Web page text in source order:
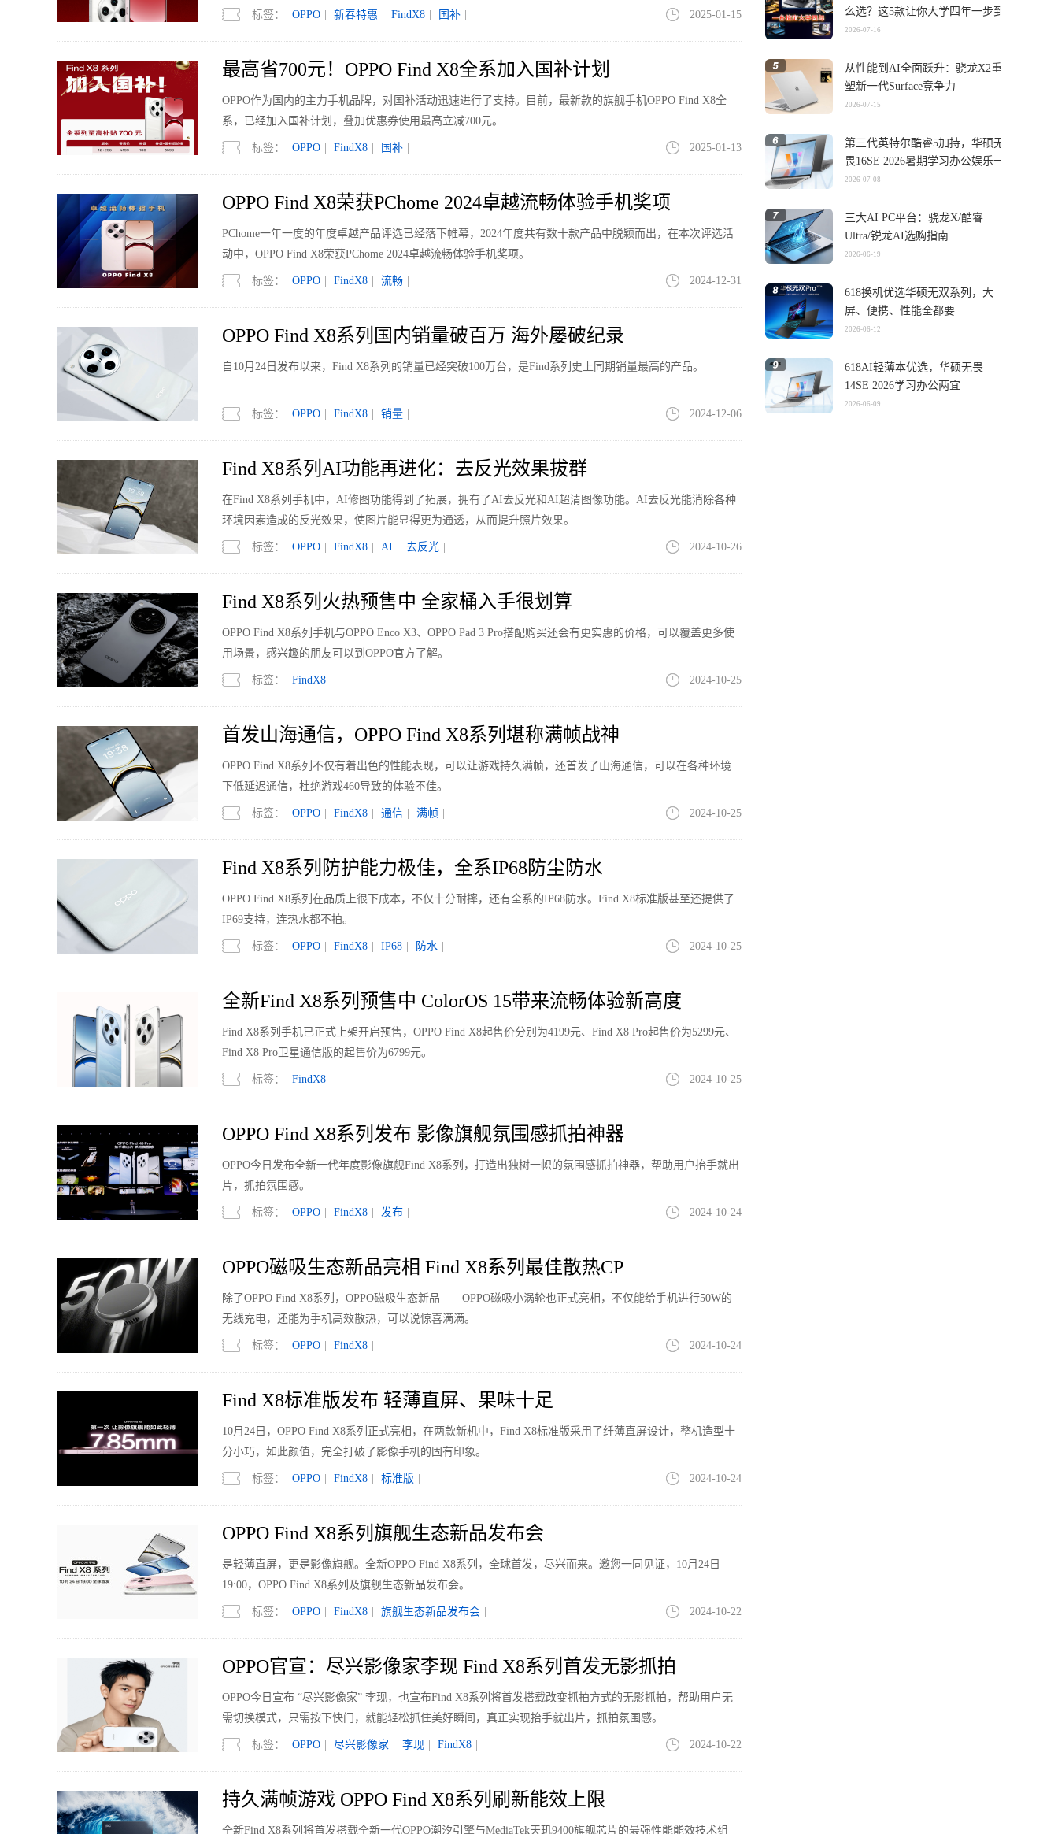
标签： OPPO 新春特惠 FindX8 国补 2025-01-15
最高省700元！OPPO Find X8全系加入国补计划
OPPO作为国内的主力手机品牌，对国补活动迅速进行了支持。目前，最新款的旗舰手机OPPO Find X8全
系，已经加入国补计划，叠加优惠券使用最高立减700元。
标签： OPPO FindX8 国补 2025-01-13
OPPO Find X8荣获PChome 2024卓越流畅体验手机奖项
PChome一年一度的年度卓越产品评选已经落下帷幕，2024年度共有数十款产品中脱颖而出，在本次评选活
动中，OPPO Find X8荣获PChome 2024卓越流畅体验手机奖项。
标签： OPPO FindX8 流畅 2024-12-31
OPPO Find X8系列国内销量破百万 海外屡破纪录
自10月24日发布以来，Find X8系列的销量已经突破100万台，是Find系列史上同期销量最高的产品。
标签： OPPO FindX8 销量 2024-12-06
Find X8系列AI功能再进化：去反光效果拔群
在Find X8系列手机中，AI修图功能得到了拓展，拥有了AI去反光和AI超清图像功能。AI去反光能消除各种
环境因素造成的反光效果，使图片能显得更为通透，从而提升照片效果。
标签： OPPO FindX8 AI 去反光 2024-10-26
Find X8系列火热预售中 全家桶入手很划算
OPPO Find X8系列手机与OPPO Enco X3、OPPO Pad 3 Pro搭配购买还会有更实惠的价格，可以覆盖更多使
用场景，感兴趣的朋友可以到OPPO官方了解。
标签： FindX8 2024-10-25
首发山海通信，OPPO Find X8系列堪称满帧战神
OPPO Find X8系列不仅有着出色的性能表现，可以让游戏持久满帧，还首发了山海通信，可以在各种环境
下低延迟通信，杜绝游戏460导致的体验不佳。
标签： OPPO FindX8 通信 满帧 2024-10-25
Find X8系列防护能力极佳，全系IP68防尘防水
OPPO Find X8系列在品质上很下成本，不仅十分耐摔，还有全系的IP68防水。Find X8标准版甚至还提供了
IP69支持，连热水都不拍。
标签： OPPO FindX8 IP68 防水 2024-10-25
全新Find X8系列预售中 ColorOS 15带来流畅体验新高度
Find X8系列手机已正式上架开启预售，OPPO Find X8起售价分别为4199元、Find X8 Pro起售价为5299元、
Find X8 Pro卫星通信版的起售价为6799元。
标签： FindX8 2024-10-25
OPPO Find X8系列发布 影像旗舰氛围感抓拍神器
OPPO今日发布全新一代年度影像旗舰Find X8系列，打造出独树一帜的氛围感抓拍神器，帮助用户抬手就出
片，抓拍氛围感。
标签： OPPO FindX8 发布 2024-10-24
OPPO磁吸生态新品亮相 Find X8系列最佳散热CP
除了OPPO Find X8系列，OPPO磁吸生态新品——OPPO磁吸小涡轮也正式亮相，不仅能给手机进行50W的
无线充电，还能为手机高效散热，可以说惊喜满满。
标签： OPPO FindX8 2024-10-24
Find X8标准版发布 轻薄直屏、果味十足
10月24日，OPPO Find X8系列正式亮相，在两款新机中，Find X8标准版采用了纤薄直屏设计，整机造型十
分小巧，如此颜值，完全打破了影像手机的固有印象。
标签： OPPO FindX8 标准版 2024-10-24
OPPO Find X8系列旗舰生态新品发布会
是轻薄直屏，更是影像旗舰。全新OPPO Find X8系列，全球首发，尽兴而来。邀您一同见证，10月24日
19:00，OPPO Find X8系列及旗舰生态新品发布会。
标签： OPPO FindX8 旗舰生态新品发布会 2024-10-22
OPPO官宣：尽兴影像家李现 Find X8系列首发无影抓拍
OPPO今日宣布 “尽兴影像家” 李现，也宣布Find X8系列将首发搭载改变抓拍方式的无影抓拍，帮助用户无
需切换模式，只需按下快门，就能轻松抓住美好瞬间，真正实现抬手就出片，抓拍氛围感。
标签： OPPO 尽兴影像家 李现 FindX8 2024-10-22
持久满帧游戏 OPPO Find X8系列刷新能效上限
全新Find X8系列将首发搭载全新一代OPPO潮汐引擎与MediaTek天玑9400旗舰芯片的最强性能能效技术组
么选？这5款让你大学四年一步到
位
2026-07-16
从性能到AI全面跃升：骁龙X2重
塑新一代Surface竞争力
2026-07-15
第三代英特尔酷睿5加持，华硕无
畏16SE 2026暑期学习办公娱乐一
机搞定
2026-07-08
三大AI PC平台：骁龙X/酷睿
Ultra/锐龙AI选购指南
2026-06-19
618换机优选华硕无双系列，大
屏、便携、性能全都要
2026-06-12
618AI轻薄本优选，华硕无畏
14SE 2026学习办公两宜
2026-06-09